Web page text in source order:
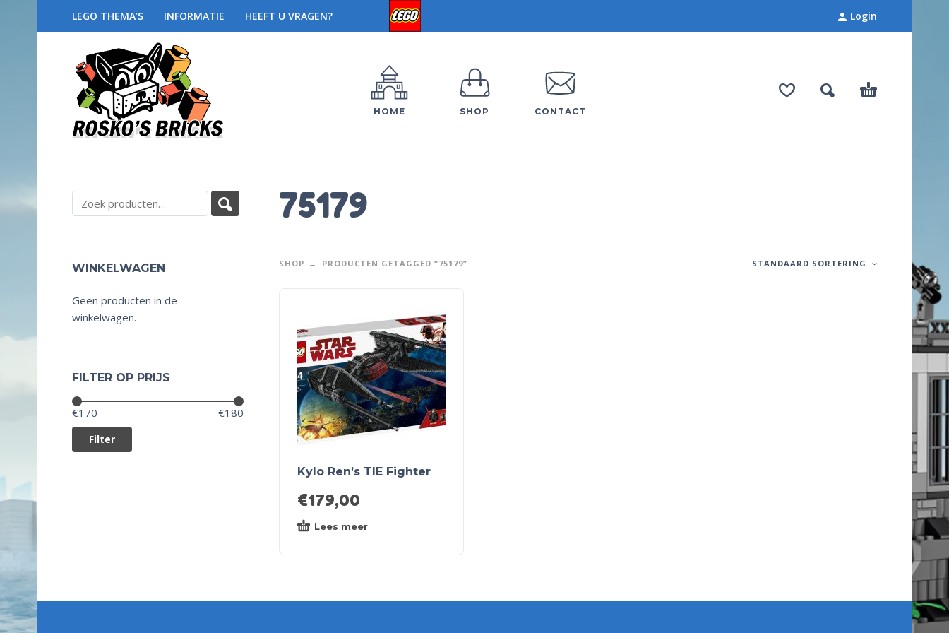
LEGO THEMA’S INFORMATIE HEEFT U VRAGEN? Login
HOME SHOP CONTACT
WINKELWAGEN
Geen producten in de
winkelwagen.
FILTER OP PRIJS
Filter
€170 €180
75179
SHOP PRODUCTEN GETAGGED “75179” STANDAARD SORTERING
Kylo Ren’s TIE Fighter
€179,00
Lees meer